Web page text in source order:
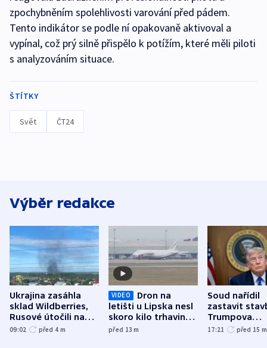
zpochybněním spolehlivosti varování před pádem.
Tento indikátor se podle ní opakovaně aktivoval a
vypínal, což prý silně přispělo k potížím, které měli piloti
s analyzováním situace.
ŠTÍTKY
Svět ČT24
Výběr redakce
Ukrajina zasáhla
sklad Wildberries,
Rusové útočili na
trh, hasiče či
09:02 před 4 m
VIDEO
Dron na
letišti u Lipska nesl
skoro kilo trhaviny,
indicie ukazují na
před 13m
Soud nařídil
zastavit
Trumpova
tanečního
17:21 před 15 m